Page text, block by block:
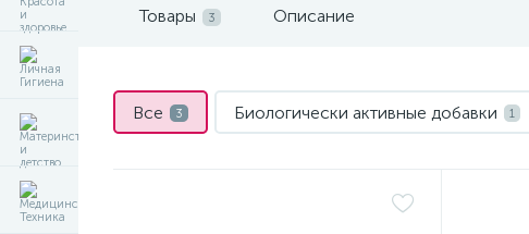
Товары 3 Описание
Все 3 Биологически активные добавки 1